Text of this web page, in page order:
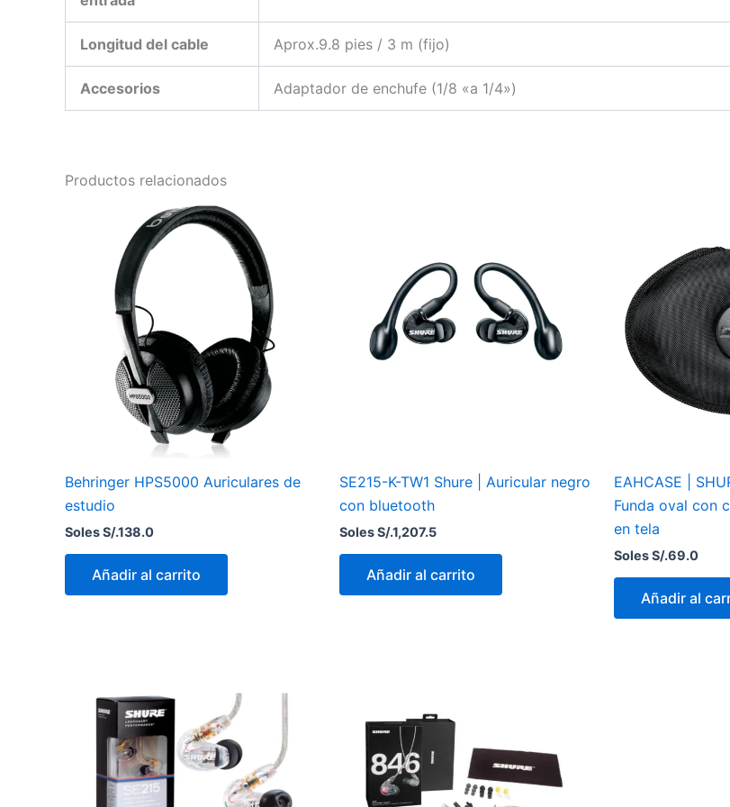
Longitud del cable Aprox.9.8 pies / 3 m (fijo)
Accesorios Adaptador de enchufe (1/8 «a 1/4»)
Productos relacionados
Behringer HPS5000 Auriculares de
estudio
Soles S/.138.0
Añadir al carrito
SE215-K-TW1 Shure | Auricular negro
con bluetooth
Soles S/.1,207.5
Añadir al carrito
EAHCASE |
Funda oval con
en tela
Soles S/.69.0
Añadir al